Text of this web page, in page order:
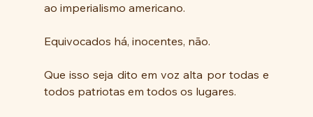
ao imperialismo americano.
Equivocados há, inocentes, não.
Que isso seja dito em voz alta por todas e
todos patriotas em todos os lugares.